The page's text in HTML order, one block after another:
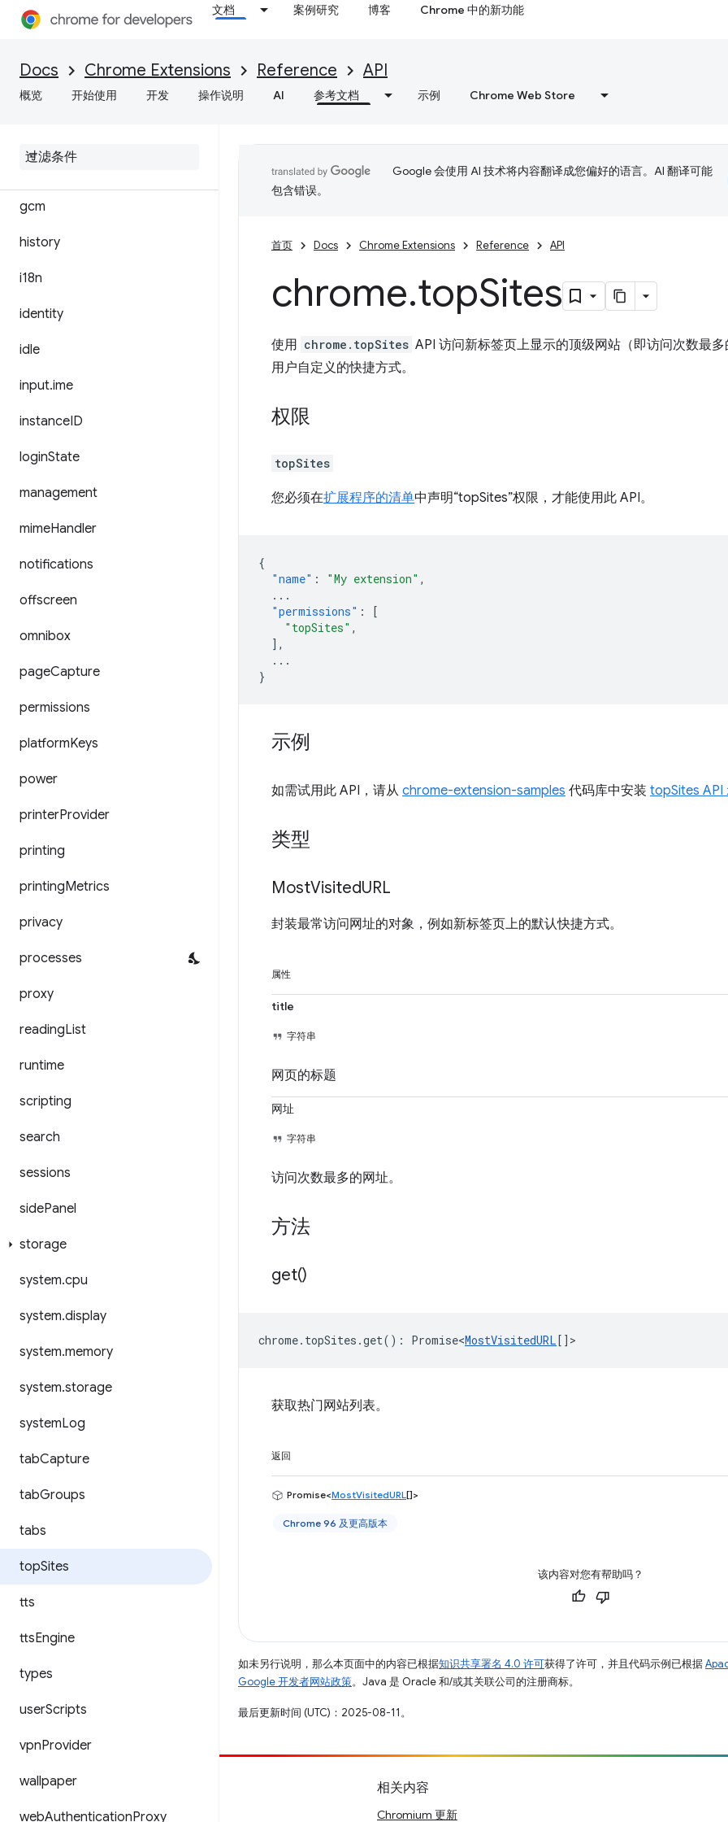
文档 案例研究 博客 Chrome 中的新功能
Docs Chrome Extensions Reference API
概览 开始使用 开发 操作说明 AI 参考文档 示例 Chrome Web Store
extension
extensionTypes
fileBrowserHandler
gcm
history
i18n
identity
idle
input.ime
instanceID
loginState
management
mimeHandler
notifications
offscreen
omnibox
pageCapture
permissions
platformKeys
power
printerProvider
printing
printingMetrics
privacy
processes
proxy
readingList
runtime
scripting
search
sessions
sidePanel
storage
system.cpu
system.display
system.memory
system.storage
systemLog
tabCapture
tabGroups
tabs
topSites
tts
ttsEngine
types
userScripts
vpnProvider
wallpaper
webAuthenticationProxy
Google 会使用 AI 技术将内容翻译成您偏好的语言。AI 翻译可能
包含错误。
首页 Docs Chrome Extensions Reference API
chrome.topSites
使用 chrome.topSites API 访问新标签页上显示的顶级网站（即访问次数最
用户自定义的快捷方式。
权限
topSites
您必须在扩展程序的清单中声明“topSites”权限，才能使用此 API。
{
"name" : "My extension" ,
...
"permissions" :
[
"topSites" ,
],
...
}
示例
如需试用此 API，请从 chrome-extension-samples 代码库中安装 topSites API
类型
MostVisitedURL
封装最常访问网址的对象，例如新标签页上的默认快捷方式。
属性
title
字符串
网页的标题
网址
字符串
访问次数最多的网址。
方法
get()
chrome. topSites .get() : Promise<MostVisitedURL[] >
获取热门网站列表。
返回
Promise<MostVisitedURL[]>
Chrome 96 及更高版本
该内容对您有帮助吗？
如未另行说明，那么本页面中的内容已根据知识共享署名 4.0 许可获得了许可，并且代码示例已根据
Google 开发者网站政策。Java 是 Oracle 和/或其关联公司的注册商标。
最后更新时间 (UTC)：2025-08-11。
参与
提交 bug
相关内容
Chromium 更新